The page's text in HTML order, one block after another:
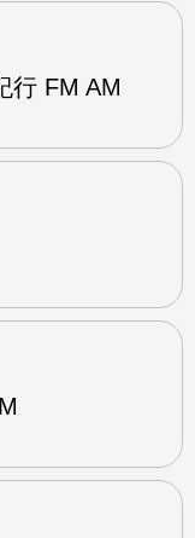
行 FM AM